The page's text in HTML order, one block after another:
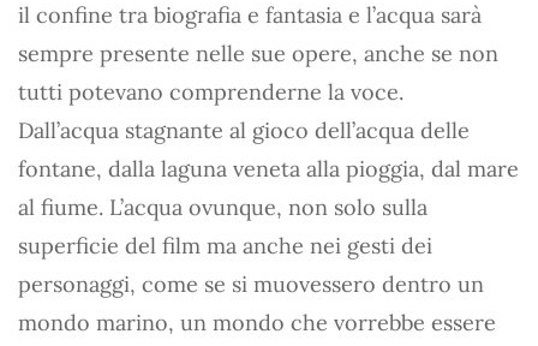
il confine tra biografia e fantasia e l’acqua sarà
sempre presente nelle sue opere, anche se non
tutti potevano comprenderne la voce.
Dall’acqua stagnante al gioco dell’acqua delle
fontane, dalla laguna veneta alla pioggia, dal mare
al fiume. L’acqua ovunque, non solo sulla
superficie del film ma anche nei gesti dei
personaggi, come se si muovessero dentro un
mondo marino, un mondo che vorrebbe essere